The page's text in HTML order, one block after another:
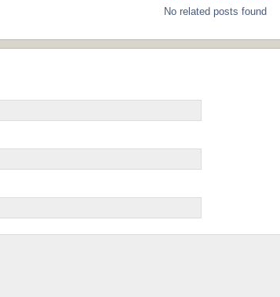
No related posts found